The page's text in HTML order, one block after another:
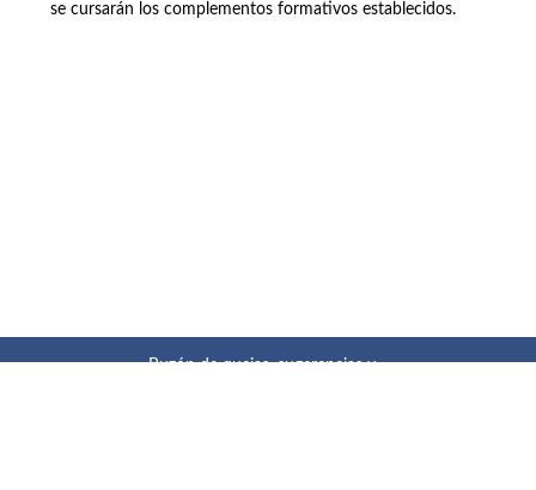
se cursarán los complementos formativos establecidos.
Buzón de quejas, sugerencias y